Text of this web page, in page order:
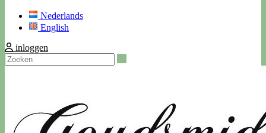
Nederlands
English
inloggen